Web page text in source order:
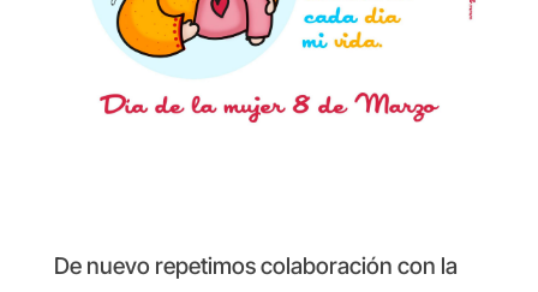
De nuevo repetimos colaboración con la